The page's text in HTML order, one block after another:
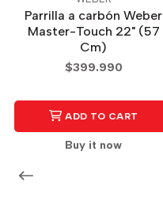
Parrilla a carbón Weber
Master-Touch 22" (57
Cm)
$399.990
ADD TO CART
Buy it now